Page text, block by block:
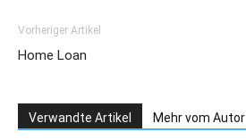
Vorheriger Artikel
Home Loan
Verwandte Artikel Mehr vom Autor